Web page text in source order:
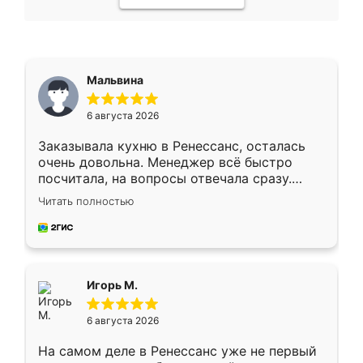
Мальвина
6 августа 2026
Заказывала кухню в Ренессанс, осталась
очень довольна. Менеджер всё быстро
посчитала, на вопросы отвечала сразу.
Замерщик приехал в субботу, подошёл к
делу со всей ответственностью. Собрали
за день, ребята работали аккуратно, даже
Читать полностью
Игорь М.
6 августа 2026
На самом деле в Ренессанс уже не первый